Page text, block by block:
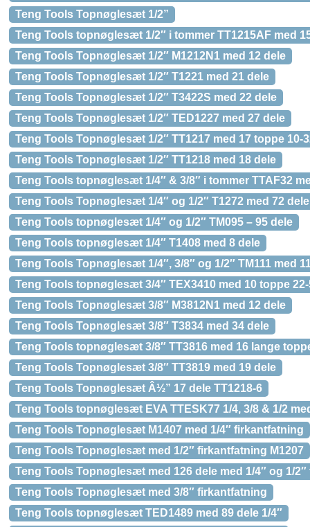
Teng Tools Topnøglesæt 1/2”
Teng Tools topnøglesæt 1/2″ i tommer TT1215AF med
Teng Tools Topnøglesæt 1/2″ M1212N1 med 12 dele
Teng Tools Topnøglesæt 1/2″ T1221 med 21 dele
Teng Tools Topnøglesæt 1/2″ T3422S med 22 dele
Teng Tools Topnøglesæt 1/2″ TED1227 med 27 dele
Teng Tools Topnøglesæt 1/2″ TT1217 med 17 toppe 10-
Teng Tools Topnøglesæt 1/2″ TT1218 med 18 dele
Teng Tools topnøglesæt 1/4″ & 3/8″ i tommer TTAF32
Teng Tools Topnøglesæt 1/4″ og 1/2″ T1272 med 72 dele
Teng Tools topnøglesæt 1/4″ og 1/2″ TM095 – 95 dele
Teng Tools topnøglesæt 1/4″ T1408 med 8 dele
Teng Tools Topnøglesæt 1/4″, 3/8″ og 1/2″ TM111 med
Teng Tools topnøglesæt 3/4″ TEX3410 med 10 toppe
Teng Tools Topnøglesæt 3/8″ M3812N1 med 12 dele
Teng Tools Topnøglesæt 3/8″ T3834 med 34 dele
Teng Tools topnøglesæt 3/8″ TT3816 med 16 lange
Teng Tools Topnøglesæt 3/8″ TT3819 med 19 dele
Teng Tools Topnøglesæt Â½” 17 dele TT1218-6
Teng Tools topnøglesæt EVA TTESK77 1/4, 3/8 & 1/2
Teng Tools Topnøglesæt M1407 med 1/4″ firkantfatning
Teng Tools Topnøglesæt med 1/2″ firkantfatning M1207
Teng Tools Topnøglesæt med 126 dele med 1/4″ og 1/
Teng Tools Topnøglesæt med 3/8″ firkantfatning
Teng Tools topnøglesæt TED1489 med 89 dele 1/4″